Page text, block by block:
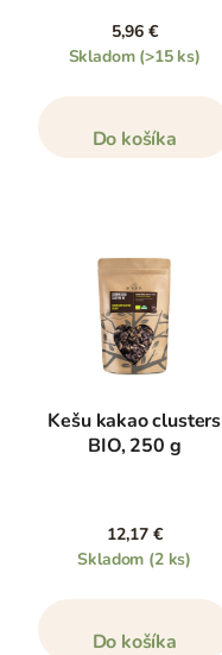
5,96 €
Skladom (>15 ks)
Do košíka
Kešu kakao clusters
BIO, 250 g
12,17 €
Skladom (2 ks)
Do košíka